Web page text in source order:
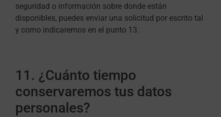
seguridad o información sobre donde están
disponibles, puedes enviar una solicitud por escrito tal
y como indicaremos en el punto 13.
11. ¿Cuánto tiempo
conservaremos tus datos
personales?